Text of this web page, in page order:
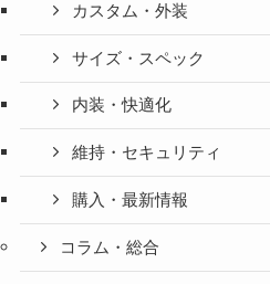
カスタム・外装
サイズ・スペック
内装・快適化
維持・セキュリティ
購入・最新情報
コラム・総合